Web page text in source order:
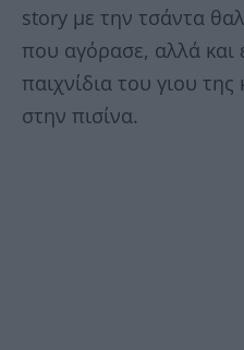
story με την τσάντα
που αγόρασε, αλλά και
παιχνίδια του γιου
στην πισίνα.